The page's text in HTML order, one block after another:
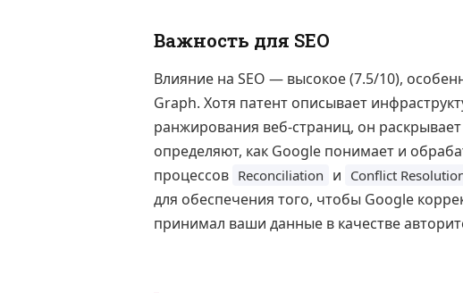
Важность для SEO
Влияние на SEO — высокое (7.5/10),
Graph. Хотя патент описывает
ранжирования веб-страниц, он
определяют, как Google понимает и
процессов Reconciliation и Conflict
для обеспечения того, чтобы Google
принимал ваши данные в качестве